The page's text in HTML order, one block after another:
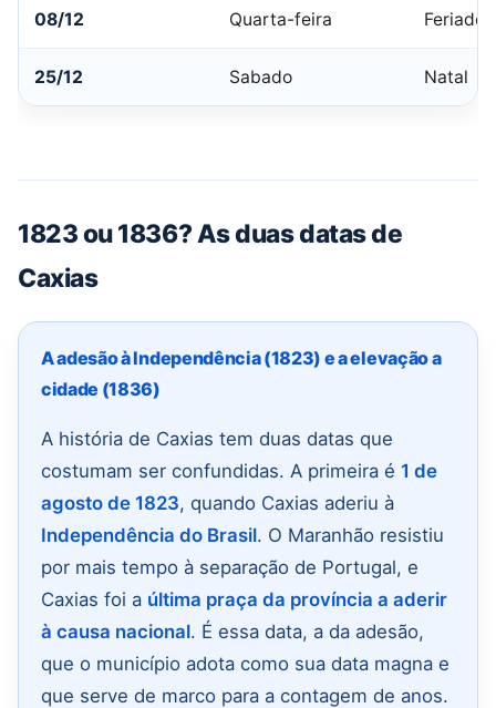
08/12 Quarta-feira Feriado
25/12 Sabado Natal
1823 ou 1836? As duas datas de
Caxias
A adesão à Independência (1823) e a elevação a
cidade (1836)
A história de Caxias tem duas datas que
costumam ser confundidas. A primeira é 1 de
agosto de 1823, quando Caxias aderiu à
Independência do Brasil. O Maranhão resistiu
por mais tempo à separação de Portugal, e
Caxias foi a última praça da província a aderir
à causa nacional. É essa data, a da adesão,
que o município adota como sua data magna e
que serve de marco para a contagem de anos.